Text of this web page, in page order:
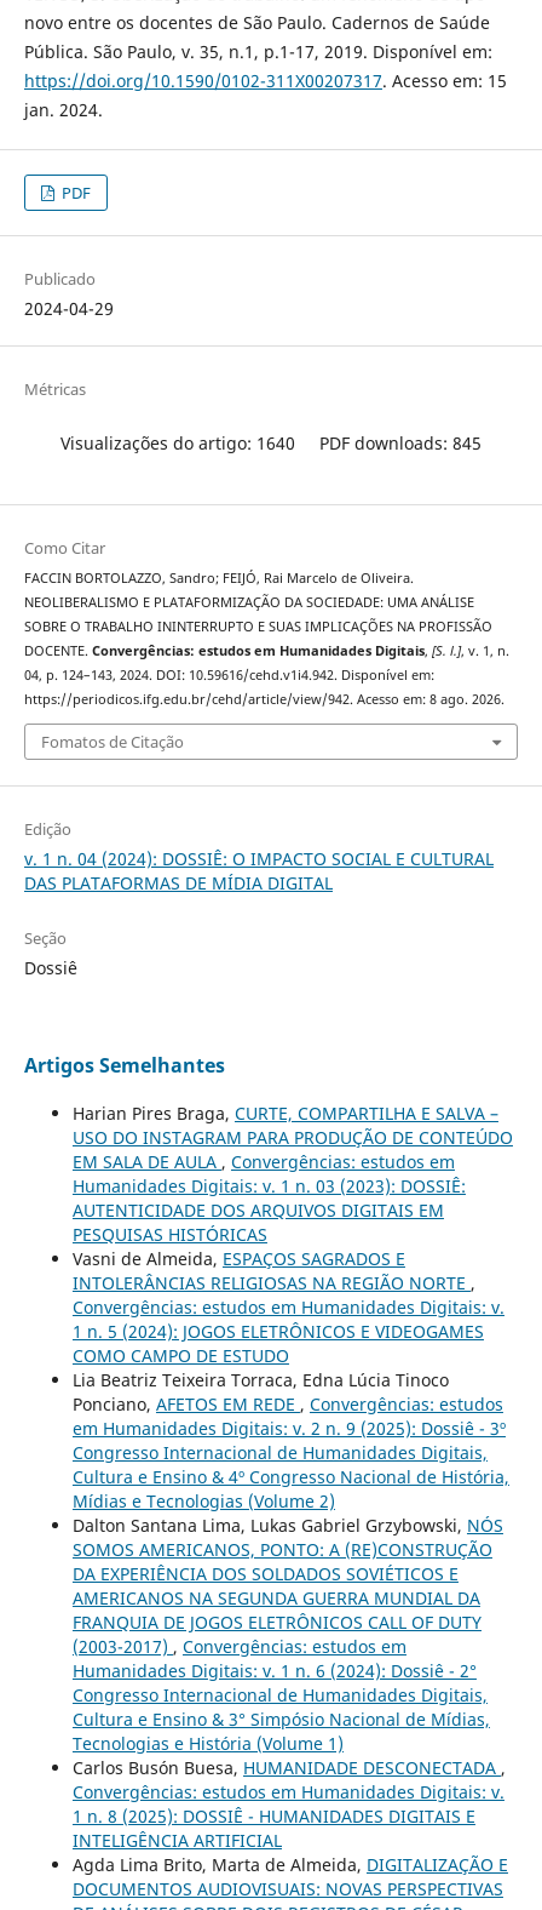
novo entre os docentes de São Paulo. Cadernos de Saúde
Pública. São Paulo, v. 35, n.1, p.1-17, 2019. Disponível em:
https://doi.org/10.1590/0102-311X00207317. Acesso em: 15
jan. 2024.
PDF
Publicado
2024-04-29
Métricas
Visualizações do artigo: 1640 PDF downloads: 845
Como Citar
FACCIN BORTOLAZZO, Sandro; FEIJÓ, Rai Marcelo de Oliveira.
NEOLIBERALISMO E PLATAFORMIZAÇÃO DA SOCIEDADE: UMA ANÁLISE
SOBRE O TRABALHO ININTERRUPTO E SUAS IMPLICAÇÕES NA PROFISSÃO
DOCENTE. Convergências: estudos em Humanidades Digitais, [S. l.], v. 1, n.
04, p. 124–143, 2024. DOI: 10.59616/cehd.v1i4.942. Disponível em:
https://periodicos.ifg.edu.br/cehd/article/view/942. Acesso em: 8 ago. 2026.
Fomatos de Citação
Edição
v. 1 n. 04 (2024): DOSSIÊ: O IMPACTO SOCIAL E CULTURAL
DAS PLATAFORMAS DE MÍDIA DIGITAL
Seção
Dossiê
Artigos Semelhantes
Harian Pires Braga, CURTE, COMPARTILHA E SALVA –
USO DO INSTAGRAM PARA PRODUÇÃO DE CONTEÚDO
EM SALA DE AULA , Convergências: estudos em
Humanidades Digitais: v. 1 n. 03 (2023): DOSSIÊ:
AUTENTICIDADE DOS ARQUIVOS DIGITAIS EM
PESQUISAS HISTÓRICAS
Vasni de Almeida, ESPAÇOS SAGRADOS E
INTOLERÂNCIAS RELIGIOSAS NA REGIÃO NORTE ,
Convergências: estudos em Humanidades Digitais: v.
1 n. 5 (2024): JOGOS ELETRÔNICOS E VIDEOGAMES
COMO CAMPO DE ESTUDO
Lia Beatriz Teixeira Torraca, Edna Lúcia Tinoco
Ponciano, AFETOS EM REDE , Convergências: estudos
em Humanidades Digitais: v. 2 n. 9 (2025): Dossiê - 3º
Congresso Internacional de Humanidades Digitais,
Cultura e Ensino & 4º Congresso Nacional de História,
Mídias e Tecnologias (Volume 2)
Dalton Santana Lima, Lukas Gabriel Grzybowski, NÓS
SOMOS AMERICANOS, PONTO: A (RE)CONSTRUÇÃO
DA EXPERIÊNCIA DOS SOLDADOS SOVIÉTICOS E
AMERICANOS NA SEGUNDA GUERRA MUNDIAL DA
FRANQUIA DE JOGOS ELETRÔNICOS CALL OF DUTY
(2003-2017) , Convergências: estudos em
Humanidades Digitais: v. 1 n. 6 (2024): Dossiê - 2°
Congresso Internacional de Humanidades Digitais,
Cultura e Ensino & 3° Simpósio Nacional de Mídias,
Tecnologias e História (Volume 1)
Carlos Busón Buesa, HUMANIDADE DESCONECTADA ,
Convergências: estudos em Humanidades Digitais: v.
1 n. 8 (2025): DOSSIÊ - HUMANIDADES DIGITAIS E
INTELIGÊNCIA ARTIFICIAL
Agda Lima Brito, Marta de Almeida, DIGITALIZAÇÃO E
DOCUMENTOS AUDIOVISUAIS: NOVAS PERSPECTIVAS